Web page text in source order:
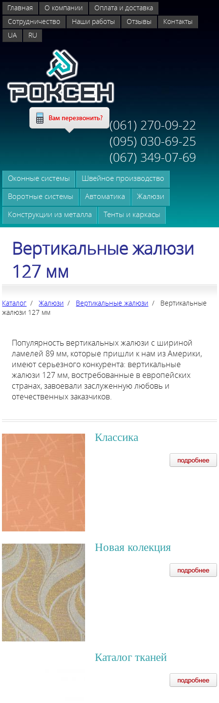
Главная О компании
Оплата и доставка
Сотрудничество
Наши работы Отзывы
Контакты
UA
RU
(061) 270-09-22
(095) 030-69-25
(067) 349-07-69
Оконные системы
Швейное производство
Воротные системы
Автоматика
Жалюзи
Конструкции из металла
Тенты и каркасы
Вертикальные жалюзи
127 мм
Каталог /Жалюзи / Вертикальные жалюзи / Вертикальные
жалюзи 127 мм
Популярность вертикальных жалюзи с шириной
ламелей 89 мм, которые пришли к нам из Америки,
имеют серьезного конкурента: вертикальные
жалюзи 127 мм, востребованные в европейских
странах, завоевали заслуженную любовь и
отечественных заказчиков.
Классика
Новая колекция
Каталог тканей